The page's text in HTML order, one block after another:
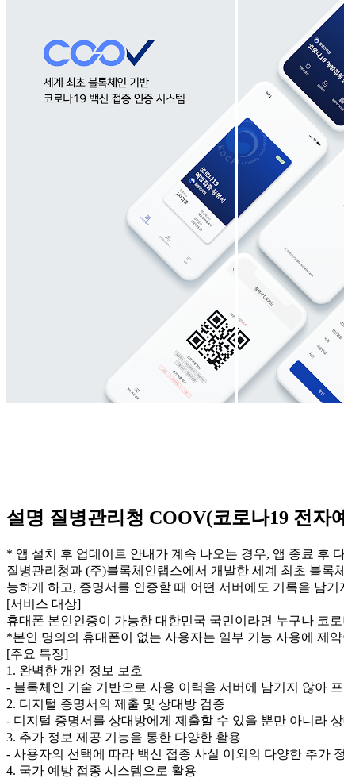
설명 질병관리청 COOV(코로나19 전자
* 앱 설치 후 업데이트 안내가 계속 나오는 경우, 앱 종료 후
질병관리청과 (주)블록체인랩스에서 개발한 세계 최초 블
능하게 하고, 증명서를 인증할 때 어떤 서버에도 기록을 남
[서비스 대상]
휴대폰 본인인증이 가능한 대한민국 국민이라면 누구나 코
*본인 명의의 휴대폰이 없는 사용자는 일부 기능 사용에 제
[주요 특징]
1. 완벽한 개인 정보 보호
- 블록체인 기술 기반으로 사용 이력을 서버에 남기지 않아
2. 디지털 증명서의 제출 및 상대방 검증
- 디지털 증명서를 상대방에게 제출할 수 있을 뿐만 아니라
3. 추가 정보 제공 기능을 통한 다양한 활용
- 사용자의 선택에 따라 백신 접종 사실 이외의 다양한 추가
4. 국가 예방 접종 시스템으로 활용